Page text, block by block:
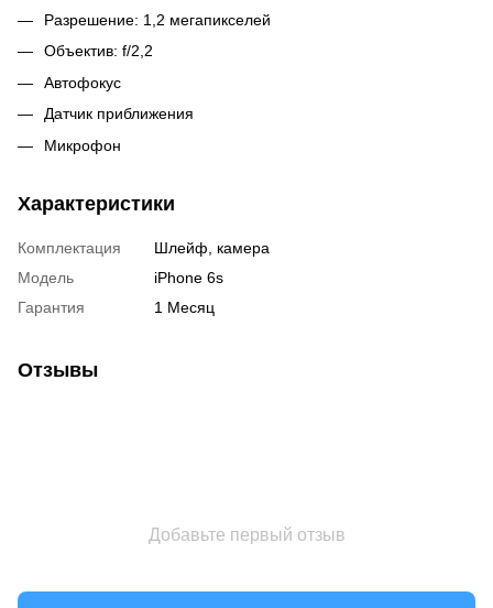
Разрешение: 1,2 мегапикселей
Объектив: f/2,2
Автофокус
Датчик приближения
Микрофон
Характеристики
Комплектация
Шлейф, камера
Модель
iPhone 6s
Гарантия
1 Месяц
Отзывы
Добавьте первый отзыв